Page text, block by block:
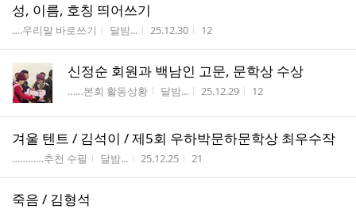
성, 이름, 호칭 띄어쓰기
게시판명
….우리말 바로쓰기 작성자
달밤... 작성시간
25.12.30 조회수
12
신정순 회원과 백남인 고문, 문학상 수상
게시판명
……본회 활동상황 작성자
달밤... 작성시간
25.12.29 조회수
12
겨울 텐트 / 김석이 / 제5회 우하박문하문학상 최우수작
게시판명
…………추천 수필 작성자
달밤... 작성시간
25.12.25 조회수
21
죽음 / 김형석